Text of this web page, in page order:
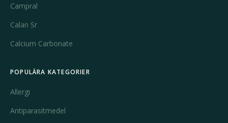
Campral
Calan Sr
Calcium Carbonate
POPULÄRA KATEGORIER
Allergi
Antiparasitmedel